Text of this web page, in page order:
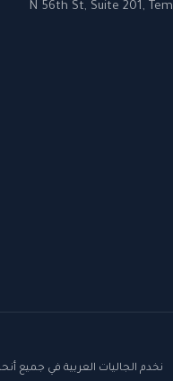
نخدم الجاليات العربية في جميع